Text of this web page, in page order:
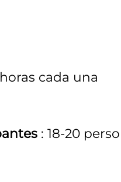
cada una
: 18-20